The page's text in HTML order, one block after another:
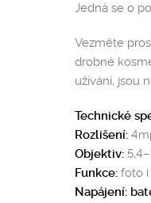
Jedná se o
Vezměte
drobné
užívání, jsou
Technické
Rozlišení:
Objektiv:
Funkce: foto i
Napájení: